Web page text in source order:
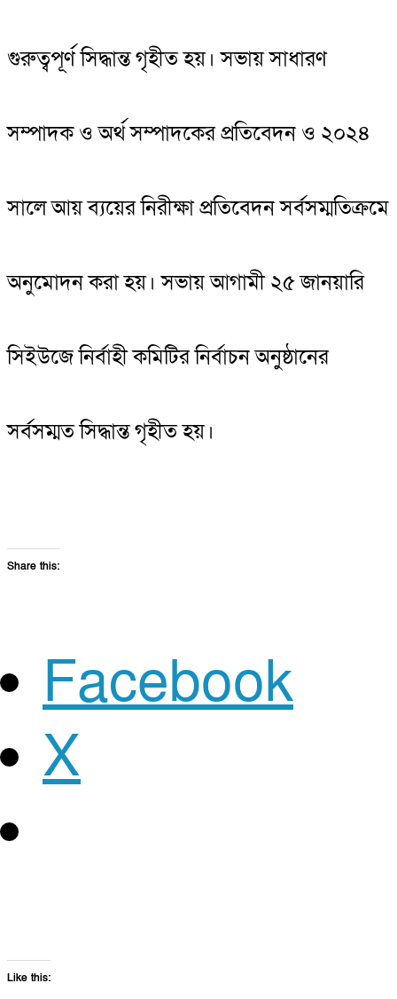
গুরুত্বপূর্ণ সিদ্ধান্ত গৃহীত হয়। সভায় সাধারণ
সম্পাদক ও অর্থ সম্পাদকের প্রতিবেদন ও ২০২৪
সালে আয় ব্যয়ের নিরীক্ষা প্রতিবেদন সর্বসম্মতিক্রমে
অনুমোদন করা হয়। সভায় আগামী ২৫ জানয়ারি
সিইউজে নির্বাহী কমিটির নির্বাচন অনুষ্ঠানের
সর্বসম্মত সিদ্ধান্ত গৃহীত হয়।
Share this:
Facebook
X
Like this: